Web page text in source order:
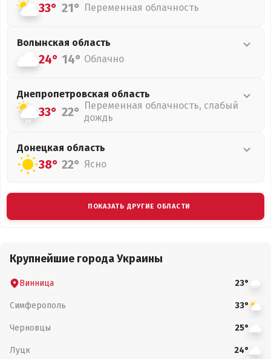
33° 21° Переменная облачность
Волынская область
24° 14° Облачно
Днепропетровская область
33° 22° Переменная облачность, слабый
дождь
Донецкая область
38° 22° Ясно
ПОКАЗАТЬ ДРУГИЕ ОБЛАСТИ
Крупнейшие города Украины
Винница 23°
Симферополь 33°
Черновцы 25°
Луцк 24°